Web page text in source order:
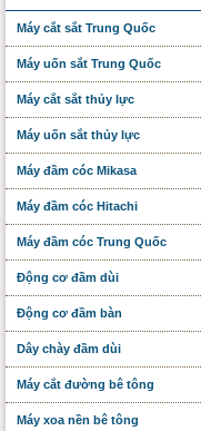
Máy cắt sắt Trung Quốc
Máy uốn sắt Trung Quốc
Máy cắt sắt thủy lực
Máy uốn sắt thủy lực
Máy đầm cóc Mikasa
Máy đầm cóc Hitachi
Máy đầm cóc Trung Quốc
Động cơ đầm dùi
Động cơ đầm bàn
Dây chày đầm dùi
Máy cắt đường bê tông
Máy xoa nền bê tông